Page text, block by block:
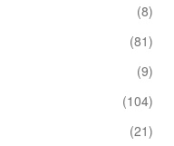
(8)
(81)
(9)
(104)
(21)